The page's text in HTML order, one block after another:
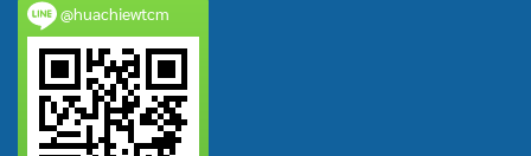
@huachiewtcm